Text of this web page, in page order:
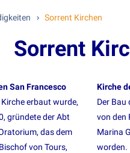
Sorrent Kirchen
Sorrent
San Francesco
erbaut wurde,
gründete der Abt
das dem
von Tours,
Kirche
Der Bau
von den
Marina
worden.